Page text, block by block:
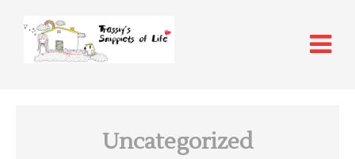
Uncategorized